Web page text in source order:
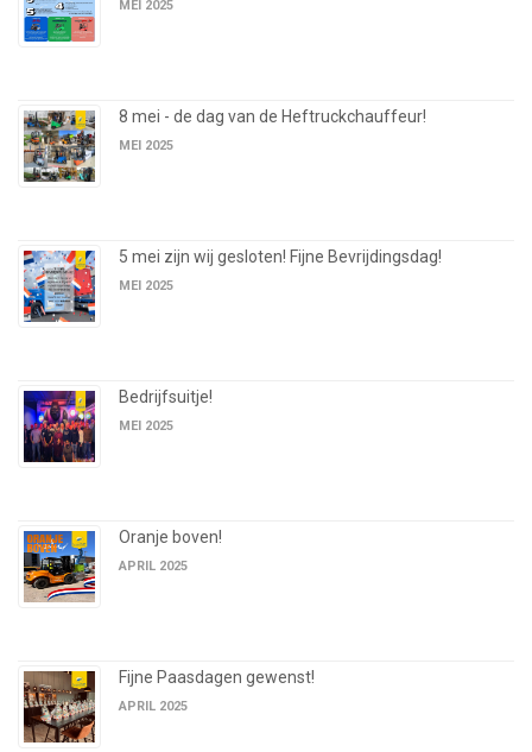
MEI 2025
8 mei - de dag van de Heftruckchauffeur!
MEI 2025
5 mei zijn wij gesloten! Fijne Bevrijdingsdag!
MEI 2025
Bedrijfsuitje!
MEI 2025
Oranje boven!
APRIL 2025
Fijne Paasdagen gewenst!
APRIL 2025